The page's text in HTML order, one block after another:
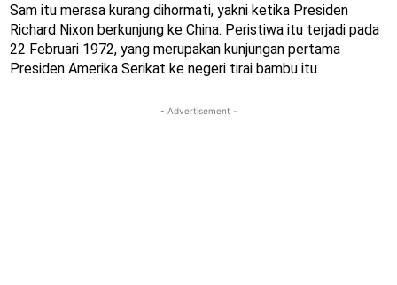
Sam itu merasa kurang dihormati, yakni ketika Presiden
Richard Nixon berkunjung ke China. Peristiwa itu terjadi pada
22 Februari 1972, yang merupakan kunjungan pertama
Presiden Amerika Serikat ke negeri tirai bambu itu.
- Advertisement -